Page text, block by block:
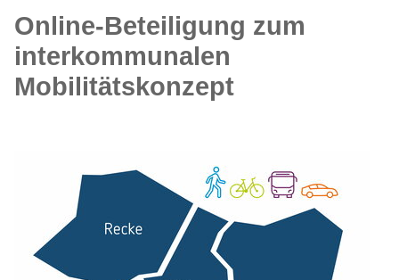
Online-Beteiligung zum
interkommunalen
Mobilitätskonzept